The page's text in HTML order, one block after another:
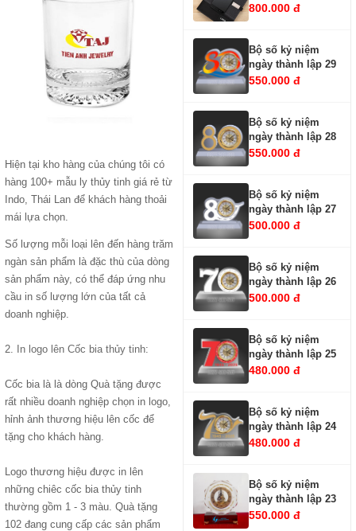
Hiện tại kho hàng của chúng tôi có
hàng 100+ mẫu ly thủy tinh giá rẻ từ
Indo, Thái Lan để khách hàng thoải
mái lựa chọn.
Số lượng mỗi loại lên đến hàng trăm
ngàn sản phẩm là đặc thù của dòng
sản phẩm này, có thể đáp ứng nhu
cầu in số lượng lớn của tất cả
doanh nghiệp.
2. In logo lên Cốc bia thủy tinh:
Cốc bia là là dòng Quà tặng được
rất nhiều doanh nghiệp chọn in logo,
hỉnh ảnh thương hiệu lên cốc để
tặng cho khách hàng.
Logo thương hiệu được in lên
những chiêc cốc bia thủy tinh
thường gồm 1 - 3 màu. Quà tặng
102 đang cung cấp các sản phẩm
800.000 đ
Bộ số kỷ niệm
ngày thành lập 29
550.000 đ
Bộ số kỷ niệm
ngày thành lập 28
550.000 đ
Bộ số kỷ niệm
ngày thành lập 27
500.000 đ
Bộ số kỷ niệm
ngày thành lập 26
500.000 đ
Bộ số kỷ niệm
ngày thành lập 25
480.000 đ
Bộ số kỷ niệm
ngày thành lập 24
480.000 đ
Bộ số kỷ niệm
ngày thành lập 23
550.000 đ